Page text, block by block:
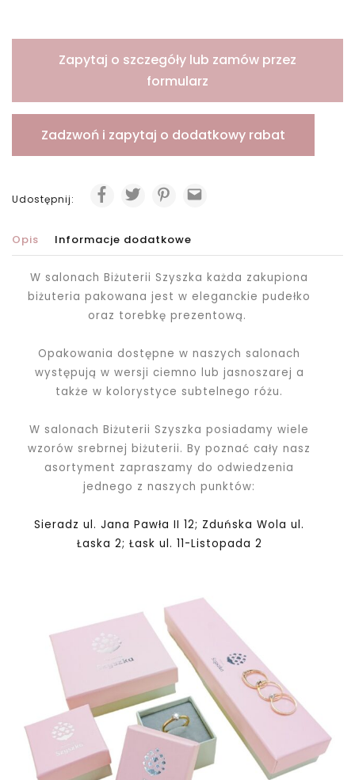
Zapytaj o szczegóły lub zamów przez
formularz
Zadzwoń i zapytaj o dodatkowy rabat
Udostępnij:
Opis Informacje dodatkowe
W salonach Biżuterii Szyszka każda zakupiona
biżuteria pakowana jestw eleganckie pudełko
oraz torebkę prezentową.
Opakowania dostępne w naszych salonach
występują w wersji ciemno lub jasnoszarej a
także w kolorystyce subtelnego różu.
W salonach Biżuterii Szyszka posiadamy wiele
wzorów srebrnej biżuterii. By poznać cały nasz
asortyment zapraszamy do odwiedzenia
jednego z naszych punktów:
Sieradz ul. Jana Pawła II 12; Zduńska Wola ul.
Łaska 2; Łask ul. 11-Listopada 2